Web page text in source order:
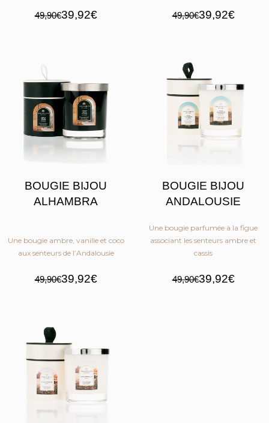
49,90€39,92€ 49,90€39,92€
BOUGIE BIJOU
ALHAMBRA
Une bougie ambre, vanille et coco
aux senteurs de l’Andalousie
49,90€39,92€
BOUGIE BIJOU
ANDALOUSIE
Une bougie parfumée à la figue
associant les senteurs ambre et
cassis
49,90€39,92€